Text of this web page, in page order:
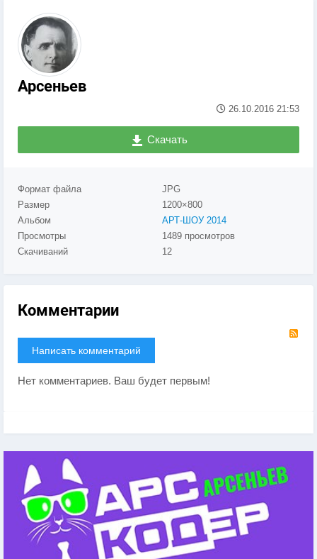
Арсеньев
26.10.2016 21:53
Скачать
Формат файла
JPG
Размер
1200×800
Альбом
АРТ-ШОУ 2014
Просмотры
1489 просмотров
Скачиваний
12
Комментарии
Написать комментарий
Нет комментариев. Ваш будет первым!